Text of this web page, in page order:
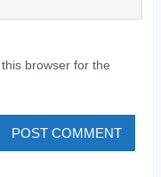
browser for the